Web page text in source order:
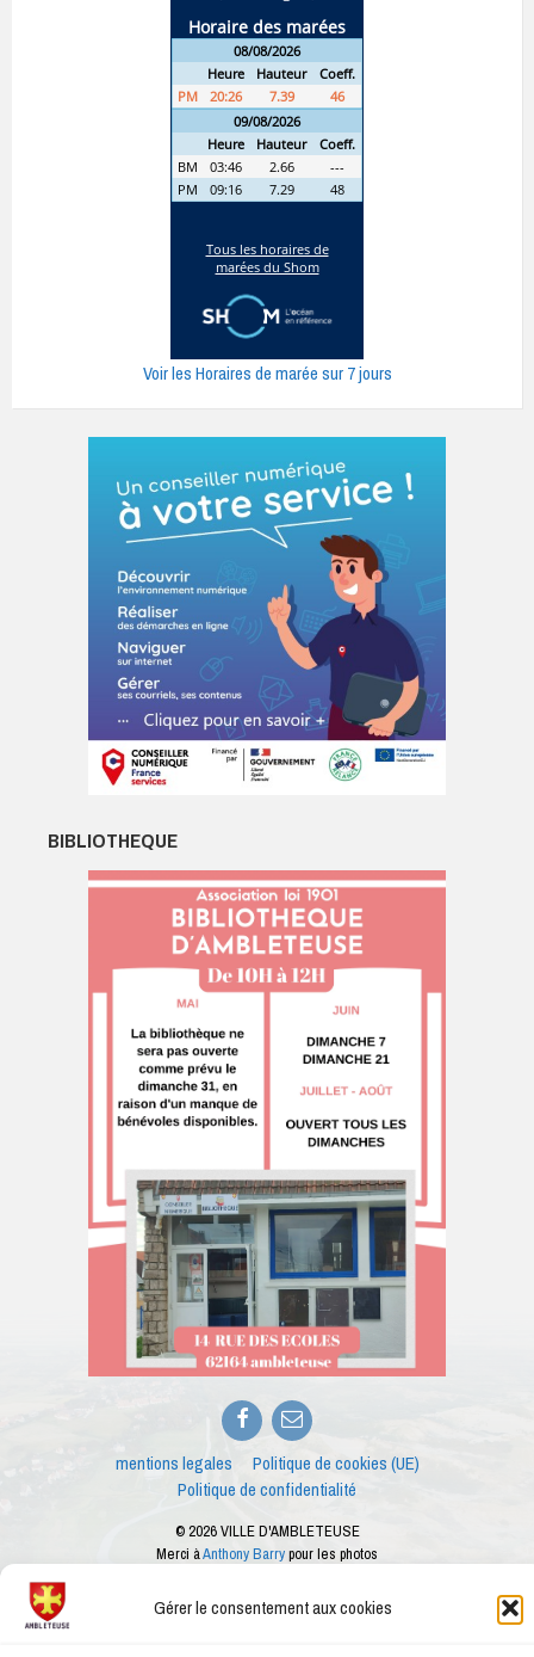
Gérer le consentement aux cookies
Voir les Horaires de marée sur 7 jours
BIBLIOTHEQUE
Facebook
E-
mail
mentions legales
Politique de cookies (UE)
Politique de confidentialité
© 2026 VILLE D'AMBLETEUSE
Merci àAnthony Barrypour les photos
conseiller numérique de la ville d'Ambleteuse